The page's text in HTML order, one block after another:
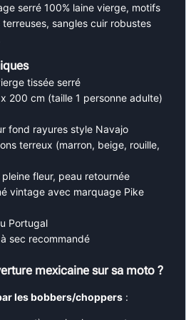
serré 100% laine vierge, motifs
sangles cuir robustes
tissée serré
200 cm (taille 1 personne adulte)
fond rayures style Navajo
terreux (marron, beige, rouille,
fleur, peau retournée
vintage avec marquage Pike
Portugal
sec recommandé
mexicaine sur sa moto ?
les bobbers/choppers :